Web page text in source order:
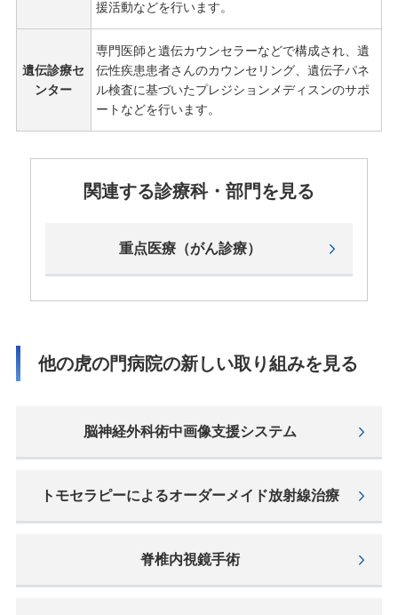
援活動などを行います。
遺伝診療セ
ンター
専門医師と遺伝カウンセラーなどで構成され、遺
伝性疾患患者さんのカウンセリング、遺伝子パネ
ル検査に基づいたプレジションメディスンのサポ
ートなどを行います。
関連する診療科・部⾨を⾒る
重点医療（がん診療）
他の虎の門病院の新しい取り組みを⾒る
脳神経外科術中画像支援システム
トモセラピーによるオーダーメイド放射線治療
脊椎内視鏡手術